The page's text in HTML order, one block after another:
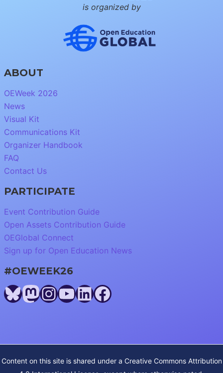
is organized by
ABOUT
OEWeek 2026
News
Visual Kit
Communications Kit
Organizer Handbook
FAQ
Contact Us
PARTICIPATE
Event Contribution Guide
Open Assets Contribution Guide
OEGlobal Connect
Sign up for Open Education News
#OEWEEK26
Bluesky
Mastodon
Instagram
YouTube
LinkedIn
Facebook
Content on this site is shared under a Creative Commons Attribution